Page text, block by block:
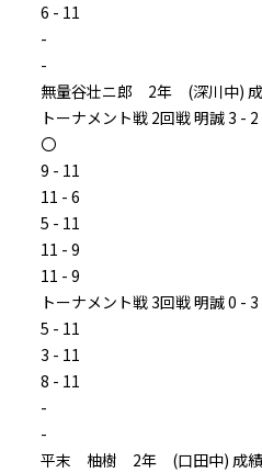
6 - 11
-
-
無量谷壮ニ郎 2年 (深川中) 成
トーナメント戦 2回戦 明誠 3 - 2
〇
9 - 11
11 - 6
5 - 11
11 - 9
11 - 9
トーナメント戦 3回戦 明誠 0 - 3
5 - 11
3 - 11
8 - 11
-
-
平末 柚樹 2年 (口田中) 成績